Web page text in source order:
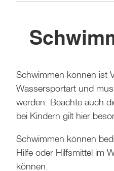
Schwimmen können ist
Wassersportart und
werden. Beachte auch
bei Kindern gilt hier
Schwimmen können
Hilfe oder Hilfsmittel im
können.